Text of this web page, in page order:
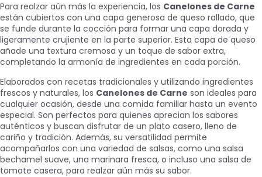
Para realzar aún más la experiencia, los Canelones de Carne
están cubiertos con una capa generosa de queso rallado, que
se funde durante la cocción para formar una capa dorada y
ligeramente crujiente en la parte superior. Esta capa de queso
añade una textura cremosa y un toque de sabor extra,
completando la armonía de ingredientes en cada porción.
Elaborados con recetas tradicionales y utilizando ingredientes
frescos y naturales, los Canelones de Carne son ideales para
cualquier ocasión, desde una comida familiar hasta un evento
especial. Son perfectos para quienes aprecian los sabores
auténticos y buscan disfrutar de un plato casero, lleno de
cariño y tradición. Además, su versatilidad permite
acompañarlos con una variedad de salsas, como una salsa
bechamel suave, una marinara fresca, o incluso una salsa de
tomate casera, para realzar aún más su sabor.